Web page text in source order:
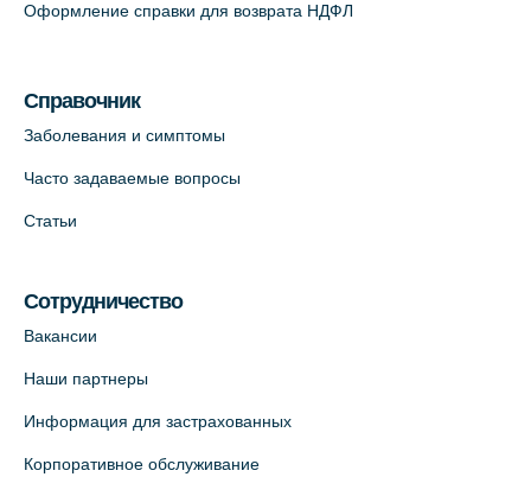
Оформление справки для возврата НДФЛ
Справочник
Заболевания и симптомы
Часто задаваемые вопросы
Статьи
Сотрудничество
Вакансии
Наши партнеры
Информация для застрахованных
Корпоративное обслуживание